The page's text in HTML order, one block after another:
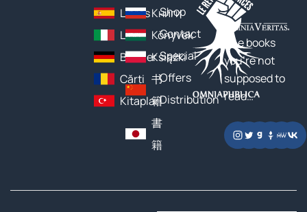
Libros
Libri
Bücher
Cărți
Kitaplar
Книги
Könyvek
Książki
书
籍
書
籍
Shop
Contact
Special
Offers
Distribution
The books
you’re not
supposed to
read…